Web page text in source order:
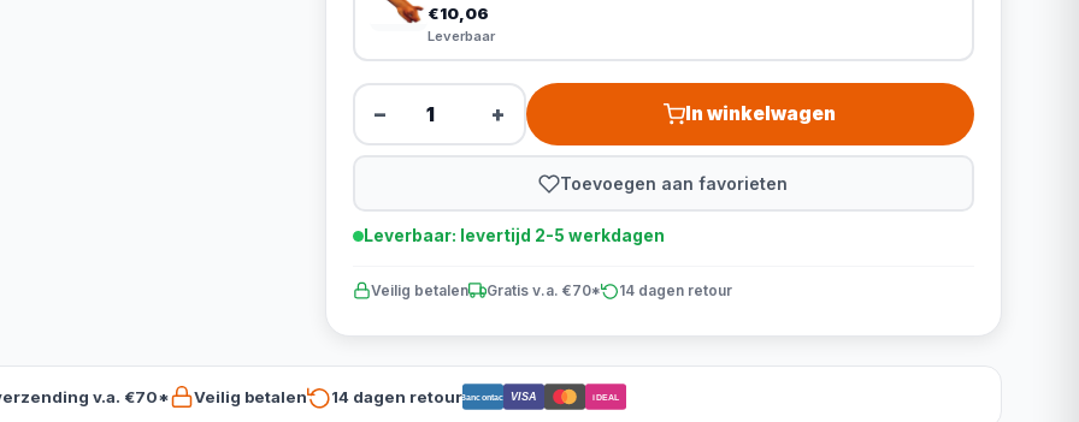
€10,06
Leverbaar
− + In winkelwagen
Toevoegen aan favorieten
Leverbaar: levertijd 2-5 werkdagen
Veilig betalen Gratis v.a. €70* 14 dagen retour
v.a. €70* Veilig betalen 14 dagen retourBancontact VISA iDEAL